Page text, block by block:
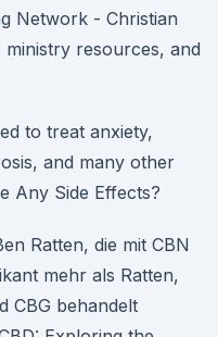
Network - Christian
resources, and
to treat anxiety,
and many other
Any Side Effects?
Ratten, die mit CBN
mehr als Ratten,
CBG behandelt